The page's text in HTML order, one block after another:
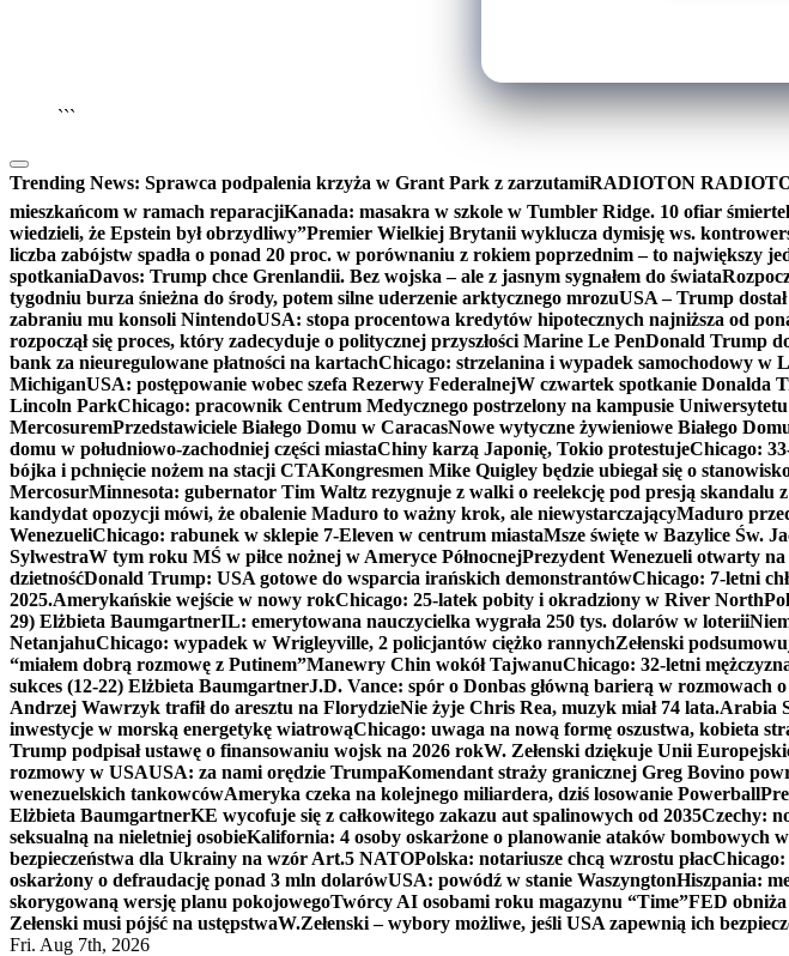
```
Trending News: Sprawca podpalenia krzyża w Grant Park z zarzutamiRADIOTON
mieszkańcom w ramach reparacjiKanada: masakra w szkole w Tumbler Ridge. 10 ofiar
wiedzieli, że Epstein był obrzydliwy”Premier Wielkiej Brytanii wyklucza dymisję ws.
liczba zabójstw spadła o ponad 20 proc. w porównaniu z rokiem poprzednim – to największy
spotkaniaDavos: Trump chce Grenlandii. Bez wojska – ale z jasnym sygnałem do świata
tygodniu burza śnieżna do środy, potem silne uderzenie arktycznego mrozuUSA – Trump
zabraniu mu konsoli NintendoUSA: stopa procentowa kredytów hipotecznych najniższa od
rozpoczął się proces, który zadecyduje o politycznej przyszłości Marine Le PenDonald Trump
bank za nieuregulowane płatności na kartachChicago: strzelanina i wypadek samochodowy w
MichiganUSA: postępowanie wobec szefa Rezerwy FederalnejW czwartek spotkanie Donalda
Lincoln ParkChicago: pracownik Centrum Medycznego postrzelony na kampusie
MercosuremPrzedstawiciele Białego Domu w CaracasNowe wytyczne żywieniowe Białego
domu w południowo-zachodniej części miastaChiny karzą Japonię, Tokio protestujeChicago:
bójka i pchnięcie nożem na stacji CTAKongresmen Mike Quigley będzie ubiegał się o
MercosurMinnesota: gubernator Tim Waltz rezygnuje z walki o reelekcję pod presją skandalu
kandydat opozycji mówi, że obalenie Maduro to ważny krok, ale niewystarczającyMaduro
WenezueliChicago: rabunek w sklepie 7-Eleven w centrum miastaMsze święte w Bazylice Św.
SylwestraW tym roku MŚ w piłce nożnej w Ameryce PółnocnejPrezydent Wenezueli otwarty
dzietnośćDonald Trump: USA gotowe do wsparcia irańskich demonstrantówChicago: 7-letni
2025.Amerykańskie wejście w nowy rokChicago: 25-latek pobity i okradziony w River North
29) Elżbieta BaumgartnerIL: emerytowana nauczycielka wygrała 250 tys. dolarów w loterii
NetanjahuChicago: wypadek w Wrigleyville, 2 policjantów ciężko rannychZełenski
“miałem dobrą rozmowę z Putinem”Manewry Chin wokół TajwanuChicago: 32-letni
sukces (12-22) Elżbieta BaumgartnerJ.D. Vance: spór o Donbas główną barierą w rozmowach
Andrzej Wawrzyk trafił do aresztu na FlorydzieNie żyje Chris Rea, muzyk miał 74 lata.Arabia
inwestycje w morską energetykę wiatrowąChicago: uwaga na nową formę oszustwa, kobieta
Trump podpisał ustawę o finansowaniu wojsk na 2026 rokW. Zełenski dziękuje Unii
rozmowy w USAUSA: za nami orędzie TrumpaKomendant straży granicznej Greg Bovino
wenezuelskich tankowcówAmeryka czeka na kolejnego miliardera, dziś losowanie Powerball
Elżbieta BaumgartnerKE wycofuje się z całkowitego zakazu aut spalinowych od 2035Czechy:
seksualną na nieletniej osobieKalifornia: 4 osoby oskarżone o planowanie ataków bombowych
bezpieczeństwa dla Ukrainy na wzór Art.5 NATOPolska: notariusze chcą wzrostu płac
oskarżony o defraudację ponad 3 mln dolarówUSA: powódź w stanie WaszyngtonHiszpania:
skorygowaną wersję planu pokojowegoTwórcy AI osobami roku magazynu “Time”FED
Zełenski musi pójść na ustępstwaW.Zełenski – wybory możliwe, jeśli USA zapewnią ich
Fri. Aug 7th, 2026